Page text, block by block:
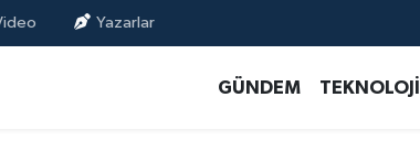
Yazarlar
GÜNDEM TEKNOLOJİ